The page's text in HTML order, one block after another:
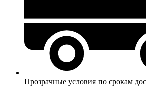
Прозрачные условия по срокам